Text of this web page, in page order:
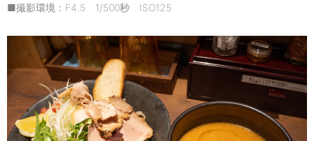
■撮影環境：F4.5 1/500秒 ISO125